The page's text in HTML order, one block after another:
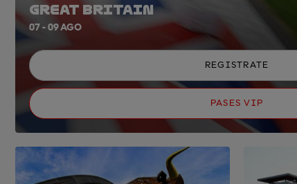
GREAT BRITAIN
07 - 09 AGO
REGISTRATE
PASES VIP